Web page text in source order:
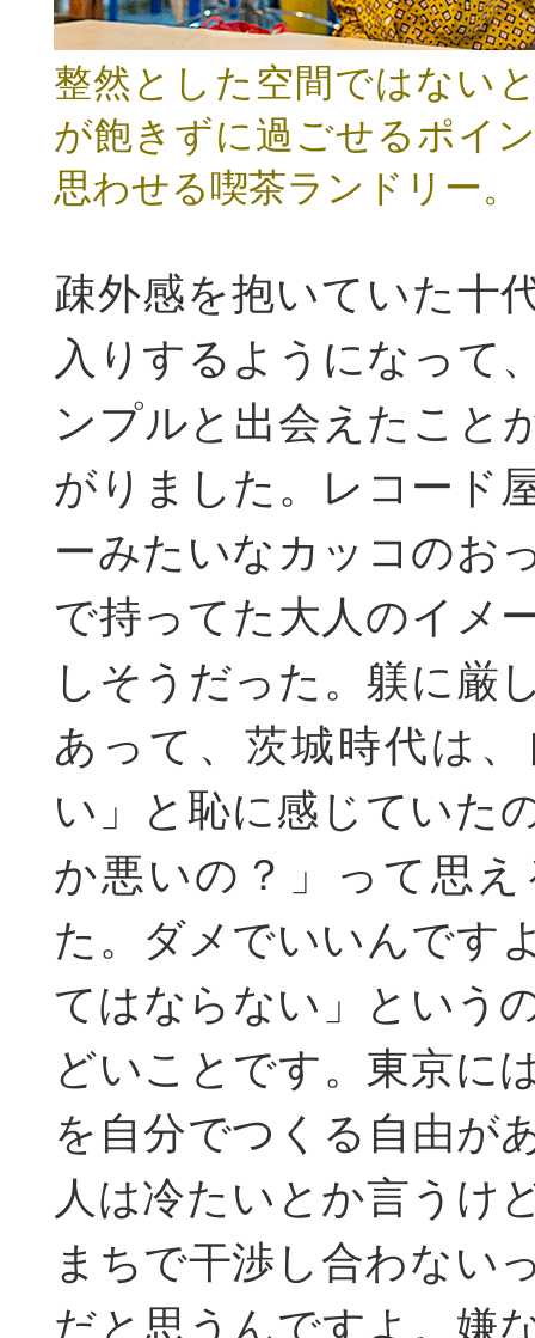
整然とした空間ではない
が飽きずに過ごせるポイ
思わせる喫茶ランドリー。
疎外感を抱いていた十
入りするようになって
ンプルと出会えたこと
がりました。レコード
ーみたいなカッコのお
で持ってた大人のイメ
しそうだった。躾に厳
あって、茨城時代は
い」と恥に感じていた
か悪いの？」って思
た。ダメでいいんです
てはならない」という
どいことです。東京に
を自分でつくる自由が
人は冷たいとか言うけ
まちで干渉し合わない
だと思うんですよ。嫌